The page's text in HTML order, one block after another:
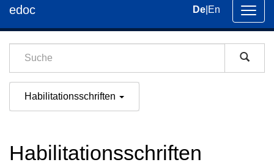
der
edoc De En
Habilitationsschriften
Habilitationsschriften